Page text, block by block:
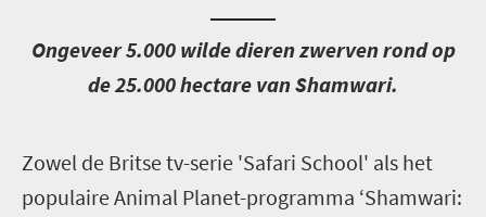
Ongeveer 5.000 wilde dieren zwerven rond op
de 25.000 hectare van Shamwari.
Zowel de Britse tv-serie 'Safari School' als het
populaire Animal Planet-programma ‘Shamwari: